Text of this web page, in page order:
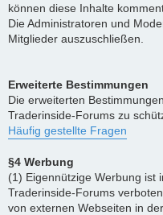
können diese Inhalte
Die Administratoren und
Mitglieder auszuschließen.
Erweiterte Bestimmungen
Die erweiterten
Traderinside-Forums zu
Häufig gestellte Fragen
§4 Werbung
(1) Eigennützige Werbung ist
Traderinside-Forums
von externen Webseiten in